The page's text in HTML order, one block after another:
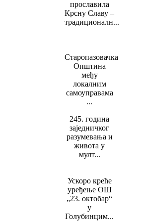
прославила
Крсну Славу –
традиционалн...
Старопазовачка
Општина
међу
локалним
самоуправама
...
245. година
заједничког
разумевања и
живота у
мулт...
Ускоро креће
уређење ОШ
„23. октобар“
у
Голубинцим...